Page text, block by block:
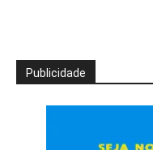
Publicidade